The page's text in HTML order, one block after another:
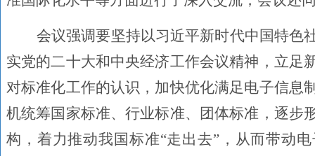
会议强调要坚持以习近平新时代中国特色
实党的二十大和中央经济工作会议精神，立足
对标准化工作的认识，加快优化满足电子信息
机统筹国家标准、行业标准、团体标准，逐步
构，着力推动我国标准“走出去”，从而带动